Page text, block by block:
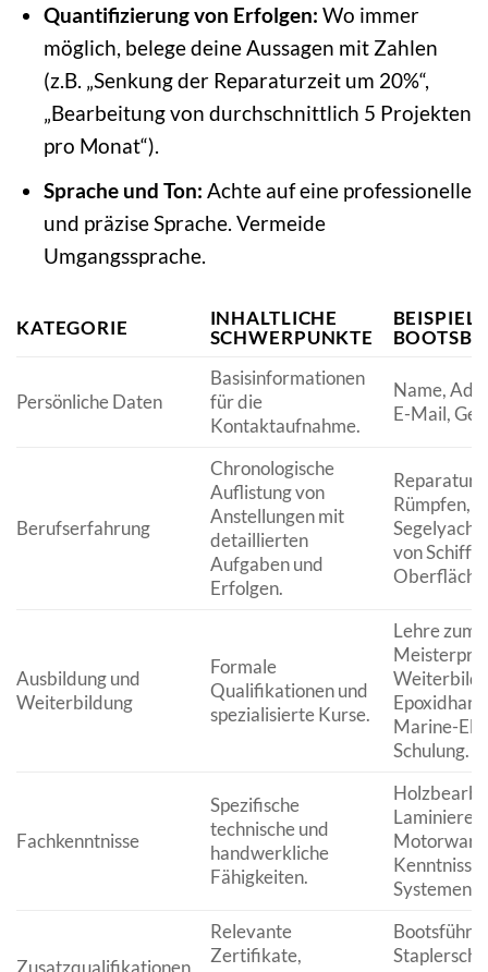
Quantifizierung von Erfolgen: Wo immer
möglich, belege deine Aussagen mit Zahlen
(z.B. „Senkung der Reparaturzeit um 20%“,
„Bearbeitung von durchschnittlich 5 Projekten
pro Monat“).
Sprache und Ton: Achte auf eine professionelle
und präzise Sprache. Vermeide
Umgangssprache.
KATEGORIE
INHALTLICHE
SCHWERPUNKTE
Persönliche Daten
Basisinformationen
für die
Kontaktaufnahme.
Name,
E-Mail,
Berufserfahrung
Chronologische
Auflistung von
Anstellungen mit
detaillierten
Aufgaben und
Erfolgen.
Reparatur
Rümpfen,
von
Ausbildung und
Weiterbildung
Formale
Qualifikationen und
spezialisierte Kurse.
Lehre zum
Marine-
Schulung.
Fachkenntnisse
Spezifische
technische und
handwerkliche
Fähigkeiten.
Systemen.
Relevante
Zertifikate,